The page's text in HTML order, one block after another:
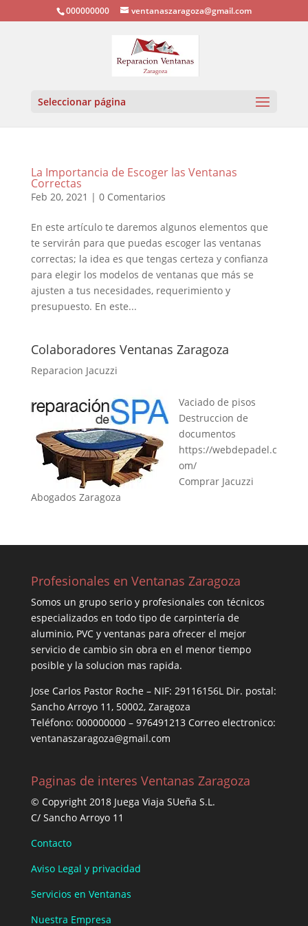
000000000 ventanaszaragoza@gmail.com
Seleccionar página
La Importancia de Escoger las Ventanas
Correctas
Feb 20, 2021 | 0 Comentarios
En este artículo te daremos algunos elementos que
te servirán para que puedas escoger las ventanas
correctas; la idea es que tengas certeza y confianza
para elegir los modelos de ventanas que más se
ajusten a tus necesidades, requerimiento y
presupuesto. En este...
Colaboradores Ventanas Zaragoza
Reparacion Jacuzzi
Vaciado de pisos
Destruccion de
documentos
https://webdepadel.c
om/
Comprar Jacuzzi
Abogados Zaragoza
Profesionales en Ventanas Zaragoza
Somos un grupo serio y profesionales con técnicos
especializados en todo tipo de carpintería de
aluminio, PVC y ventanas para ofrecer el mejor
servicio de cambio sin obra en el menor tiempo
posible y la solucion mas rapida.
Jose Carlos Pastor Roche – NIF: 29116156L Dir. postal:
Sancho Arroyo 11, 50002, Zaragoza
Teléfono: 000000000 – 976491213 Correo electronico:
ventanaszaragoza@gmail.com
Paginas de interes Ventanas Zaragoza
© Copyright 2018 Juega Viaja SUeña S.L.
C/ Sancho Arroyo 11
Contacto
Aviso Legal y privacidad
Servicios en Ventanas
Nuestra Empresa